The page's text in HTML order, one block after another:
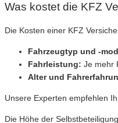
Was kostet die KFZ
Die Kosten einer KFZ
Fahrzeugtyp und -
Fahrleistung: Je mehr
Alter und
Unsere Experten empfehlen
Die Höhe der